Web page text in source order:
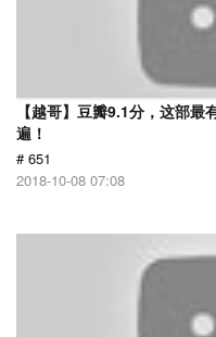
【越哥】豆瓣9.1分，这部
遍！
# 651
2018-10-08 07:08